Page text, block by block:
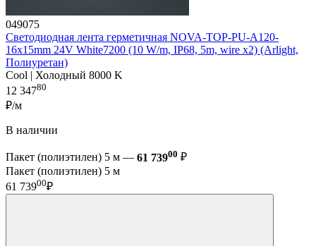
049075
Светодиодная лента герметичная NOVA-TOP-PU-A120-
16x15mm 24V White7200 (10 W/m, IP68, 5m, wire x2) (Arlight,
Полиуретан)
Cool | Холодный 8000 K
12 34780
₽/м
В наличии
Пакет (полиэтилен) 5 м — 61 73900 ₽
Пакет (полиэтилен) 5 м
61 73900₽